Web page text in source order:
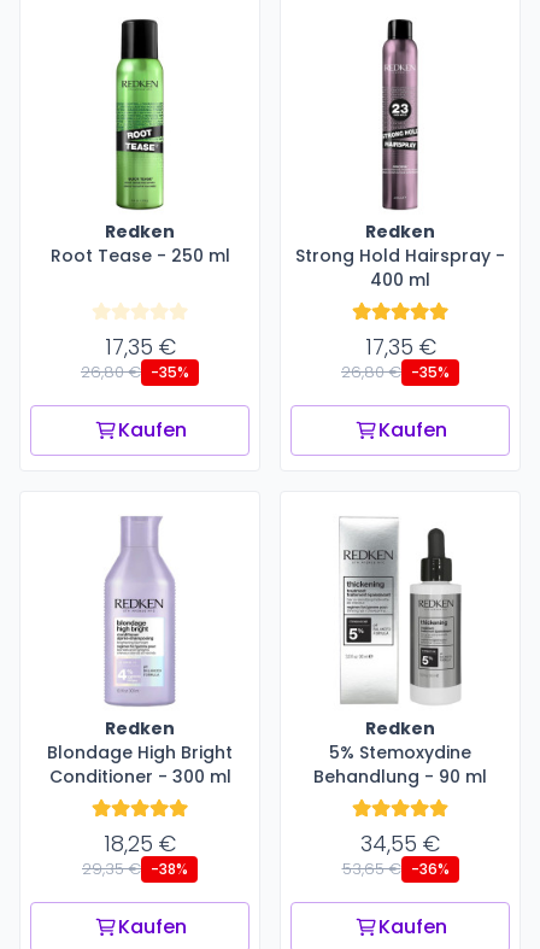
Redken
Root Tease - 250 ml
17,35 €
26,80 € -35%
Kaufen
Redken
Strong Hold Hairspray -
400 ml
17,35 €
26,80 € -35%
Kaufen
Redken
Blondage High Bright
Conditioner - 300 ml
18,25 €
29,35 € -38%
Kaufen
Redken
5% Stemoxydine
Behandlung - 90 ml
34,55 €
53,65 € -36%
Kaufen